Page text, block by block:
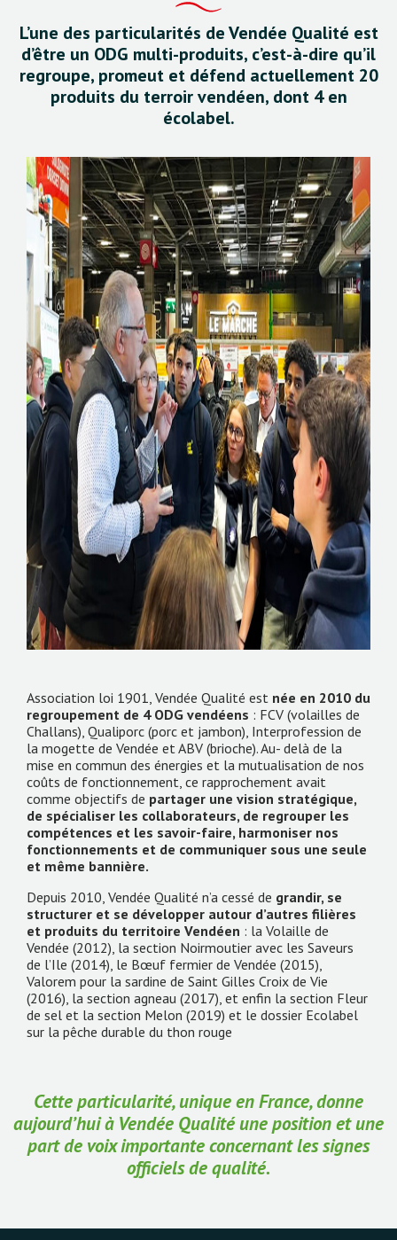
L’une des particularités de Vendée Qualité est
d’être un ODG multi-produits, c’est-à-dire qu’il
regroupe, promeut et défend actuellement 20
produits du terroir vendéen, dont 4 en
écolabel.
Association loi 1901, Vendée Qualité est née en 2010 du
regroupement de 4 ODG vendéens : FCV (volailles de
Challans), Qualiporc (porc et jambon), Interprofession de
la mogette de Vendée et ABV (brioche). Au- delà de la
mise en commun des énergies et la mutualisation de nos
coûts de fonctionnement, ce rapprochement avait
comme objectifs de partager une vision stratégique,
de spécialiser les collaborateurs, de regrouper les
compétences et les savoir-faire, harmoniser nos
fonctionnements et de communiquer sous une seule
et même bannière.
Depuis 2010, Vendée Qualité n’a cessé de grandir, se
structurer et se développer autour d’autres filières
et produits du territoire Vendéen : la Volaille de
Vendée (2012), la section Noirmoutier avec les Saveurs
de l’Ile (2014), le Bœuf fermier de Vendée (2015),
Valorem pour la sardine de Saint Gilles Croix de Vie
(2016), la section agneau (2017), et enfin la section Fleur
de sel et la section Melon (2019) et le dossier Ecolabel
sur la pêche durable du thon rouge
Cette particularité, unique en France, donne
aujourd’hui à Vendée Qualité une position et une
part de voix importante concernant les signes
officiels de qualité.